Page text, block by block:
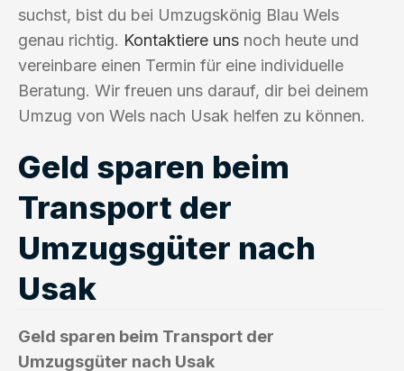
suchst, bist du bei Umzugskönig Blau Wels
genau richtig. Kontaktiere uns noch heute und
vereinbare einen Termin für eine individuelle
Beratung. Wir freuen uns darauf, dir bei deinem
Umzug von Wels nach Usak helfen zu können.
Geld sparen beim
Transport der
Umzugsgüter nach
Usak
Geld sparen beim Transport der
Umzugsgüter nach Usak